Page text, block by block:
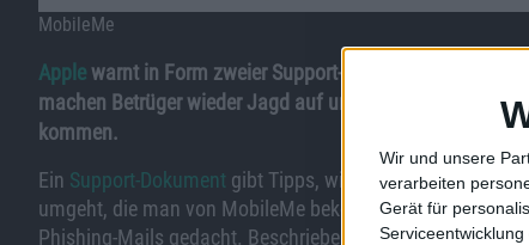
Wir und unsere
verarbeiten
Gerät für
Serviceentwicklung
MobileMe
Apple warnt in Form zweier Support-Dokumente vor
machen Betrüger wieder Jagd auf unwissende
kommen.
Ein Support-Dokument gibt Tipps, wie man seinen
umgeht, die man von MobileMe bekommt. Ein weiteres,
Phishing-Mails gedacht. Beschrieben werden dort Tipps,